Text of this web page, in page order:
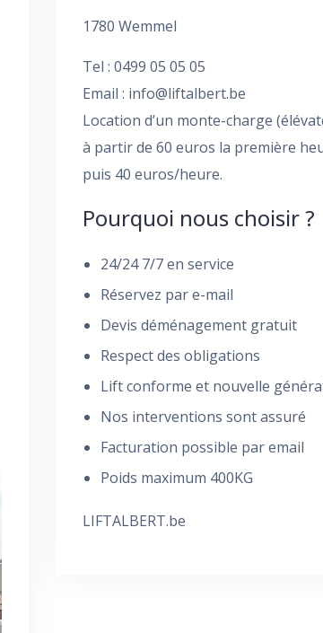
1780 Wemmel
Tel : 0499 05 05 05
Email : info@liftalbert.be
Location d’un monte-charge
à partir de 60 euros la première
puis 40 euros/heure.
Pourquoi nous choisir ?
24/24 7/7 en service
Réservez par e-mail
Devis déménagement gratuit
Respect des obligations
Lift conforme et nouvelle
Nos interventions sont assuré
Facturation possible par email
Poids maximum 400KG
LIFTALBERT.be